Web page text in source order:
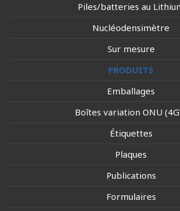
Piles/batteries au
Nucléodensimètre
Sur mesure
PRODUITS
Emballages
Boîtes variation ONU
Étiquettes
Plaques
Publications
Formulaires